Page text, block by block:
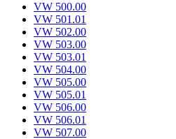
VW 500.00
VW 501.01
VW 502.00
VW 503.00
VW 503.01
VW 504.00
VW 505.00
VW 505.01
VW 506.00
VW 506.01
VW 507.00